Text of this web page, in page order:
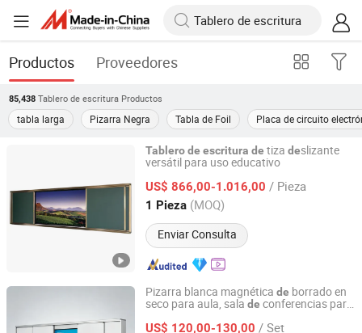
Productos Proveedores
85,438 Tablero de escritura Productos
tabla larga Pizarra Negra Tabla de Foil Placa de circuito
Tablerode escritura de tiza deslizante
versátil para uso educativo
US$ 866,00-1.016,00 / Pieza
1 Pieza (MOQ)
Enviar Consulta
Guangzhou Yichuang Electronic Co., Ltd.
Guangdong, China Desde 2022
Pizarra blanca magnética de borrado en
seco para aula, sala de conferencias para
US$ 120,00-130,00 / Set
Shandong Lanbeisite Educational Equipment Group